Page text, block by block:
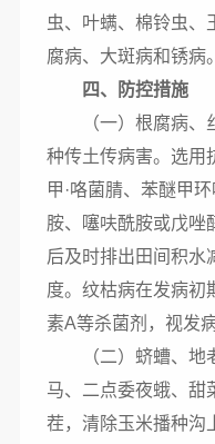
虫、叶螨、棉铃虫、
腐病、大斑病和锈病。
四、防控措施
（一）根腐病、丝
种传土传病害。选用
甲·咯菌腈、苯醚甲
胺、噻呋酰胺或戊唑
后及时排出田间积水
度。纹枯病在发病初
素A等杀菌剂，视发
（二）蛴螬、地老
马、二点委夜蛾、甜
茬，清除玉米播种沟